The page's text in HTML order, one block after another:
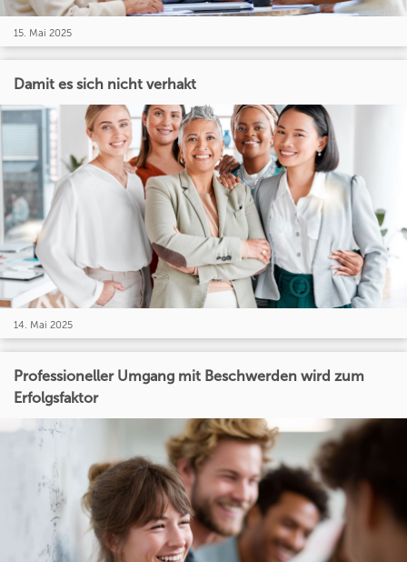
15. Mai 2025
Damit es sich nicht verhakt
14. Mai 2025
Professioneller Umgang mit Beschwerden wird zum
Erfolgsfaktor